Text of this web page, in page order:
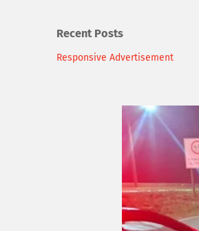
Recent Posts
Responsive Advertisement